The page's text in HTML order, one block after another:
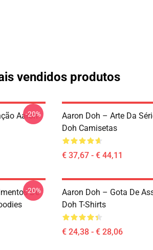
vendidos produtos
Aaron
-20%
Aaron Doh – Arte Da
Doh Camisetas
€ 37,67 - € 44,11
De
-20%
Aaron Doh – Gota De
Doh T-Shirts
€ 24,38 - € 28,06